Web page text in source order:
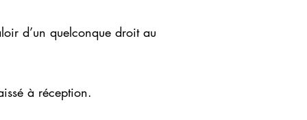
d’un quelconque droit au
à réception.